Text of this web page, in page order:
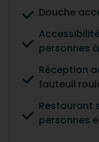
Douche
personnes
Réception
fauteuil
Restaurant
personnes